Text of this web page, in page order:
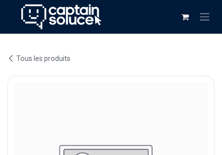
Se rendre au contenu
Tous les produits